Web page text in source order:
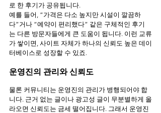
로 한 후기가 공유됩니다.
예를 들어, “가격은 다소 높지만 시설이 깔끔하
다”거나 “예약이 편리했다” 같은 구체적인 후기
는 다른 방문자들에게 큰 도움이 됩니다. 이런 교류
가 쌓이면, 사이트 자체가 하나의 신뢰도 높은 데이
터베이스로 성장할 수 있죠.
운영진의 관리와 신뢰도
물론 커뮤니티는 운영진의 관리가 병행되어야 합
니다. 근거 없는 글이나 광고성 글이 무분별하게 올
라오면 신뢰도는 금세 떨어집니다. 그래서 운영진